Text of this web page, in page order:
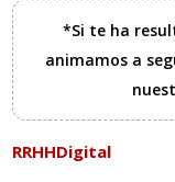
*Si te ha
animamos a
RRHHDigital